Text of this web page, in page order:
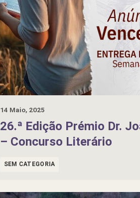
14 Maio, 2025
26.ª Edição Prémio Dr.
– Concurso Literário
SEM CATEGORIA